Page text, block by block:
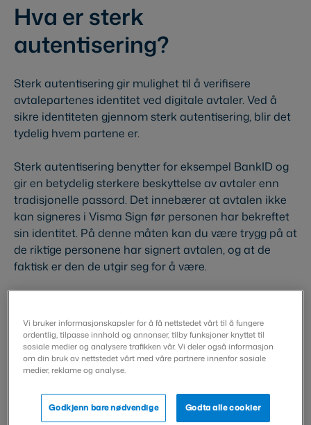
Hva er sterk
autentisering?
Sterk autentisering gir mulighet til å verifisere
avtalepartenes identitet ved digitale avtaler. Ved å
sikre identiteten gjennom sterk autentisering, blir det
tydelig hvem partene er.
Sterk autentisering benytter for eksempel BankID og
gir en betydelig sterkere beskyttelse av avtaler enn
tradisjonelle passord. Det innebærer at avtalen ikke
kan signeres i Visma Sign før personen har bekreftet
sin identitet. På denne måten kan du være trygg på at
de riktige personene har signert avtalen, og at de
faktisk er den de utgir seg for å være.
sterk autentisering og
tofaktorautentisering?
Sterk autentisering er ikke det samme som
tofaktorautentisering. Tofaktorautentisering baserer
Vi bruker informasjonskapsler for å få nettstedet vårt til å fungere
ordentlig, tilpasse innhold og annonser, tilby funksjoner knyttet til
sosiale medier og analysere trafikken vår. Vi deler også informasjon
om din bruk av nettstedet vårt med våre partnere innenfor sosiale
medier, reklame og analyse.
Godkjenn bare nødvendige Godta alle cookier